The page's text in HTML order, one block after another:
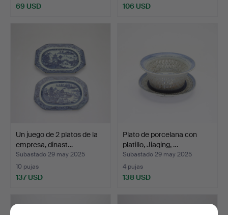
69 USD 106 USD
Un juego de 2 platos de la
empresa, dinast…
Subastado 29 may 2025
10 pujas
137 USD
Plato de porcelana con
platillo, Jiaqing, …
Subastado 29 may 2025
4 pujas
138 USD